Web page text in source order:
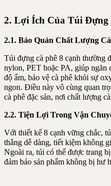
2. Lợi Ích Của Túi Đựng
2.1. Bảo Quản Chất Lượng
Túi đựng cà phê 8 cạnh thường
nylon, PET hoặc PA, giúp ngăn
độ ẩm, bảo vệ cà phê khỏi sự
ngon. Điều này vô cùng quan
cà phê đặc sản, nơi chất lượng
2.2. Tiện Lợi Trong Vận
Với thiết kế 8 cạnh vững chắc,
thẳng dễ dàng, tiết kiệm không
Ngoài ra, túi có thể được trang
đảm bảo sản phẩm không bị hư